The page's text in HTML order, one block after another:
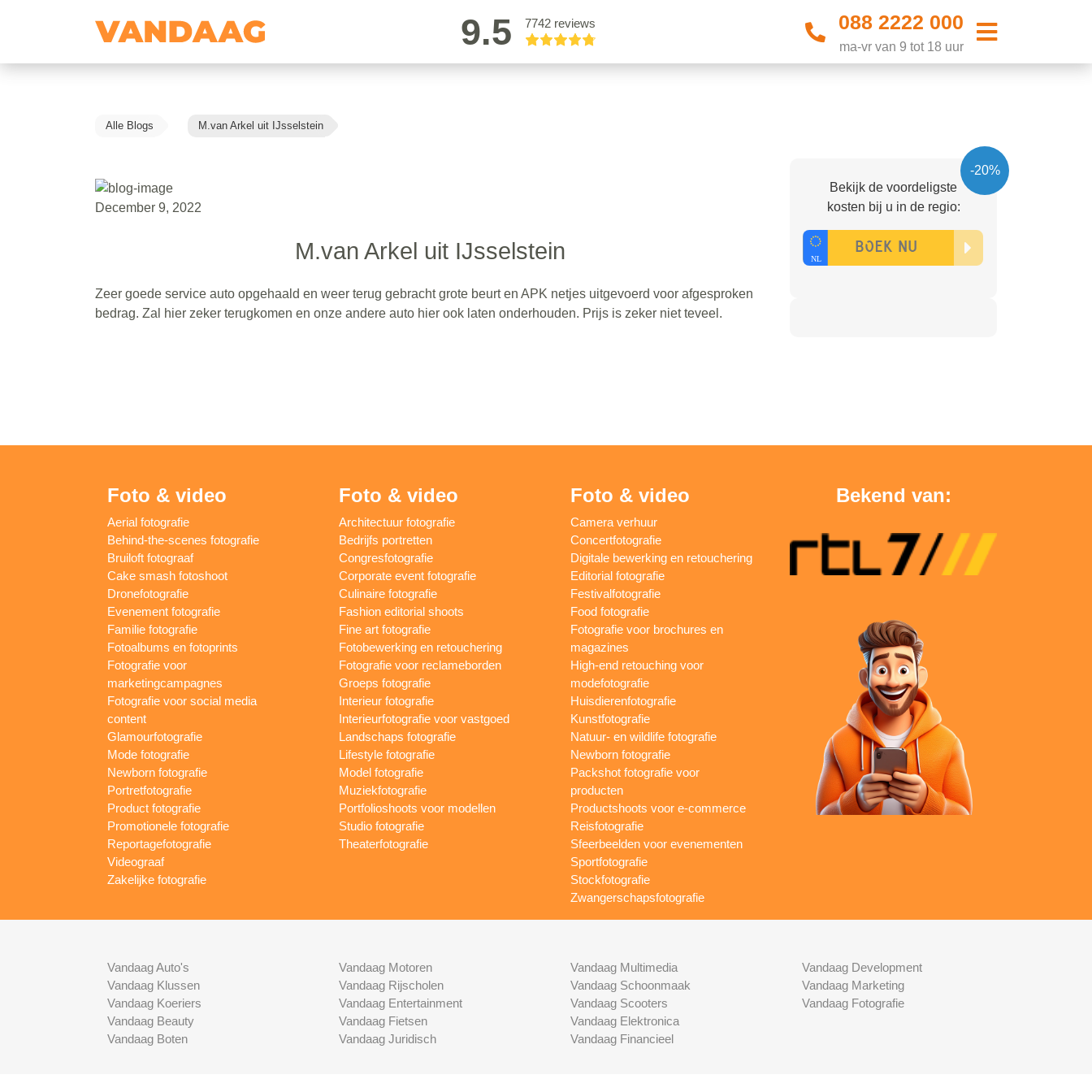
9.5 7742 reviews 088 2222 000
ma-vr van 9 tot 18 uur
Alle Blogs M.van Arkel uit IJsselstein
December 9, 2022
M.van Arkel uit IJsselstein
Zeer goede service auto opgehaald en weer terug gebracht grote beurt en APK netjes uitgevoerd voor afgesproken
bedrag. Zal hier zeker terugkomen en onze andere auto hier ook laten onderhouden. Prijs is zeker niet teveel.
-20%
Bekijk de voordeligste
kosten bij u in de regio:
Foto & video
Aerial fotografie
Behind-the-scenes fotografie
Bruiloft fotograaf
Cake smash fotoshoot
Dronefotografie
Evenement fotografie
Familie fotografie
Fotoalbums en fotoprints
Fotografie voor
marketingcampagnes
Fotografie voor social media
content
Glamourfotografie
Mode fotografie
Newborn fotografie
Portretfotografie
Product fotografie
Promotionele fotografie
Reportagefotografie
Videograaf
Zakelijke fotografie
Foto & video
Architectuur fotografie
Bedrijfs portretten
Congresfotografie
Corporate event fotografie
Culinaire fotografie
Fashion editorial shoots
Fine art fotografie
Fotobewerking en retouchering
Fotografie voor reclameborden
Groeps fotografie
Interieur fotografie
Interieurfotografie voor vastgoed
Landschaps fotografie
Lifestyle fotografie
Model fotografie
Muziekfotografie
Portfolioshoots voor modellen
Studio fotografie
Theaterfotografie
Foto & video
Camera verhuur
Concertfotografie
Digitale bewerking en retouchering
Editorial fotografie
Festivalfotografie
Food fotografie
Fotografie voor brochures en
magazines
High-end retouching voor
modefotografie
Huisdierenfotografie
Kunstfotografie
Natuur- en wildlife fotografie
Newborn fotografie
Packshot fotografie voor
producten
Productshoots voor e-commerce
Reisfotografie
Sfeerbeelden voor evenementen
Sportfotografie
Stockfotografie
Zwangerschapsfotografie
Bekend van:
Vandaag Auto's
Vandaag Klussen
Vandaag Koeriers
Vandaag Beauty
Vandaag Boten
Vandaag Motoren
Vandaag Rijscholen
Vandaag Entertainment
Vandaag Fietsen
Vandaag Juridisch
Vandaag Multimedia
Vandaag Schoonmaak
Vandaag Scooters
Vandaag Elektronica
Vandaag Financieel
Vandaag Development
Vandaag Marketing
Vandaag Fotografie